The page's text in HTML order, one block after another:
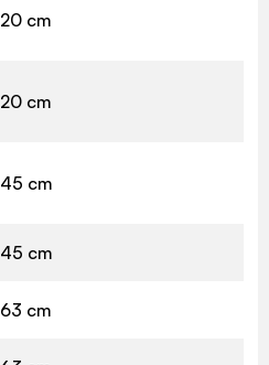
20 cm
20 cm
45 cm
45 cm
63 cm